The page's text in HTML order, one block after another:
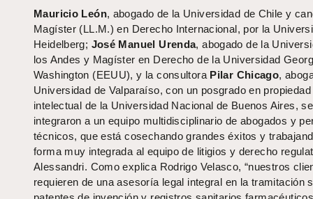
Mauricio León, abogado de la Universidad de Chile y
Magíster (LL.M.) en Derecho Internacional, por la
Heidelberg; José Manuel Urenda, abogado de la
los Andes y Magíster en Derecho de la Universidad
Washington (EEUU), y la consultora Pilar Chicago,
Universidad de Valparaíso, con un posgrado en propiedad
intelectual de la Universidad Nacional de Buenos Aires, se
integraron a un equipo multidisciplinario de abogados y
técnicos, que está cosechando grandes éxitos y
forma muy integrada al equipo de litigios y derecho
Alessandri. Como explica Rodrigo Velasco, “nuestros
requieren de una asesoría legal integral en la tramitación